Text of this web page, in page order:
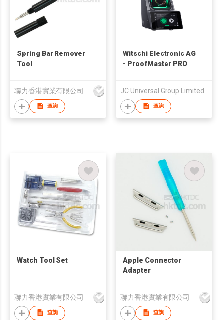
Spring Bar Remover
Tool
聯力香港實業有限公司
查詢
Witschi Electronic AG
- ProofMaster PRO
JC Universal Group Limited
查詢
Watch Tool Set
聯力香港實業有限公司
查詢
Apple Connector
Adapter
聯力香港實業有限公司
查詢